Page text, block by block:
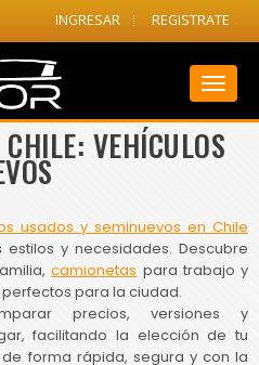
INGRESAR REGISTRATE
VEHÍCULOS
usados y seminuevos en Chile
y necesidades. Descubre
camionetas para trabajo y
perfectos para la ciudad.
precios, versiones y
facilitando la elección de tu
de forma rápida, segura y con la